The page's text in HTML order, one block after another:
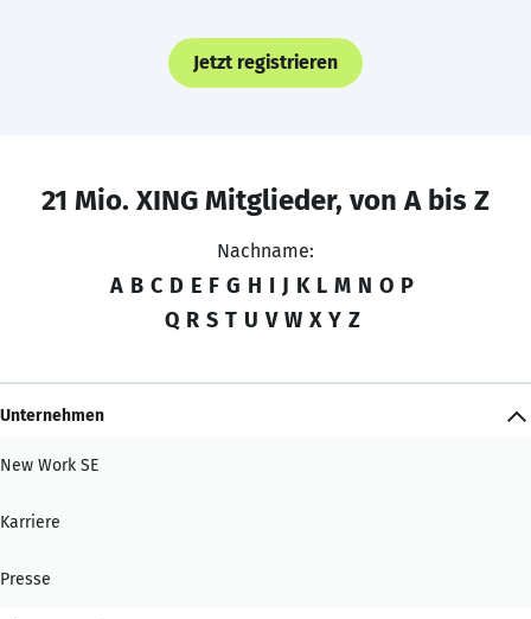
Jetzt registrieren
21 Mio. XING Mitglieder, von A bis Z
Nachname:
A B C D E F G H I J K L M N O P
Q R S T U V W X Y Z
Unternehmen
New Work SE
Karriere
Presse